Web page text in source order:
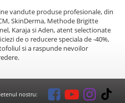
vandute produse profesionale, din
SkinDerma, Methode Brigitte
Karaja si Aden, atent selectionate
de o reducere speciala de -40%,
si a raspunde nevoilor
nostru: